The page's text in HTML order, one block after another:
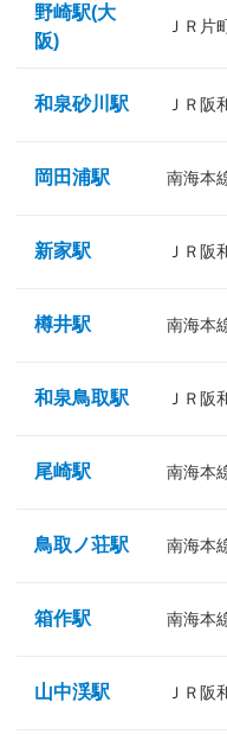
野崎駅(大
阪)
ＪＲ片
和泉砂川駅 ＪＲ阪
岡田浦駅 南海本
新家駅 ＪＲ阪
樽井駅 南海本
和泉鳥取駅 ＪＲ阪
尾崎駅 南海本
鳥取ノ荘駅 南海本
箱作駅 南海本
山中渓駅 ＪＲ阪